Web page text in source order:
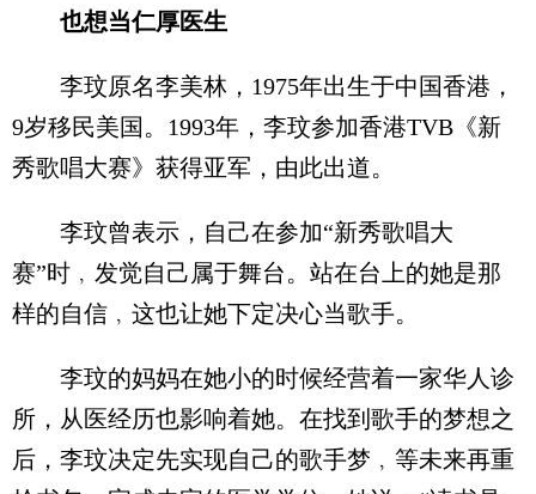
也想当仁厚医生
李玟原名李美林，1975年出生于中国香港，
9岁移民美国。1993年，李玟参加香港TVB《新
秀歌唱大赛》获得亚军，由此出道。
李玟曾表示，自己在参加“新秀歌唱大
赛”时﹐发觉自己属于舞台。站在台上的她是那
样的自信﹐这也让她下定决心当歌手。
李玟的妈妈在她小的时候经营着一家华人诊
所，从医经历也影响着她。在找到歌手的梦想之
后，李玟决定先实现自己的歌手梦﹐等未来再重